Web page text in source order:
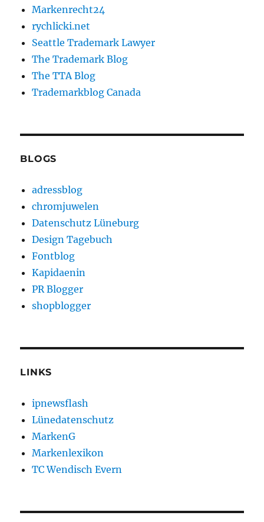
Markenrecht24
rychlicki.net
Seattle Trademark Lawyer
The Trademark Blog
The TTA Blog
Trademarkblog Canada
BLOGS
adressblog
chromjuwelen
Datenschutz Lüneburg
Design Tagebuch
Fontblog
Kapidaenin
PR Blogger
shopblogger
LINKS
ipnewsflash
Lünedatenschutz
MarkenG
Markenlexikon
TC Wendisch Evern